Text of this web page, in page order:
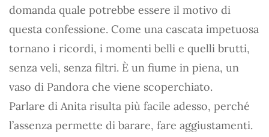
domanda quale potrebbe essere il motivo di
questa confessione. Come una cascata impetuosa
tornano i ricordi, i momenti belli e quelli brutti,
senza veli, senza filtri. È un fiume in piena, un
vaso di Pandora che viene scoperchiato.
Parlare di Anita risulta più facile adesso, perché
l’assenza permette di barare, fare aggiustamenti.